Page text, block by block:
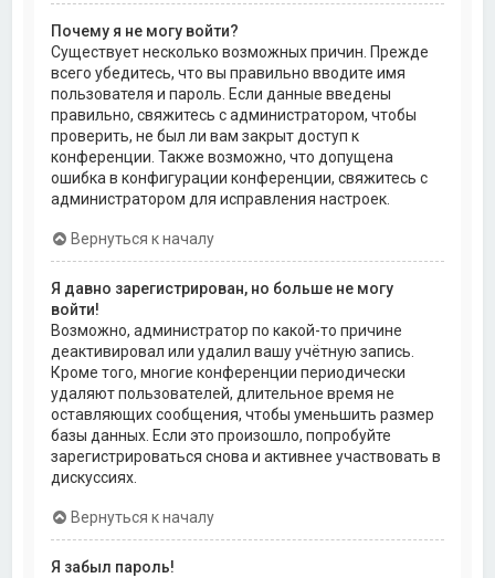
Почему я не могу войти?
Существует несколько возможных причин. Прежде
всего убедитесь, что вы правильно вводите имя
пользователя и пароль. Если данные введены
правильно, свяжитесь с администратором, чтобы
проверить, не был ли вам закрыт доступ к
конференции. Также возможно, что допущена
ошибка в конфигурации конференции, свяжитесь с
администратором для исправления настроек.
Вернуться к началу
Я давно зарегистрирован, но больше не могу
войти!
Возможно, администратор по какой-то причине
деактивировал или удалил вашу учётную запись.
Кроме того, многие конференции периодически
удаляют пользователей, длительное время не
оставляющих сообщения, чтобы уменьшить размер
базы данных. Если это произошло, попробуйте
зарегистрироваться снова и активнее участвовать в
дискуссиях.
Вернуться к началу
Я забыл пароль!